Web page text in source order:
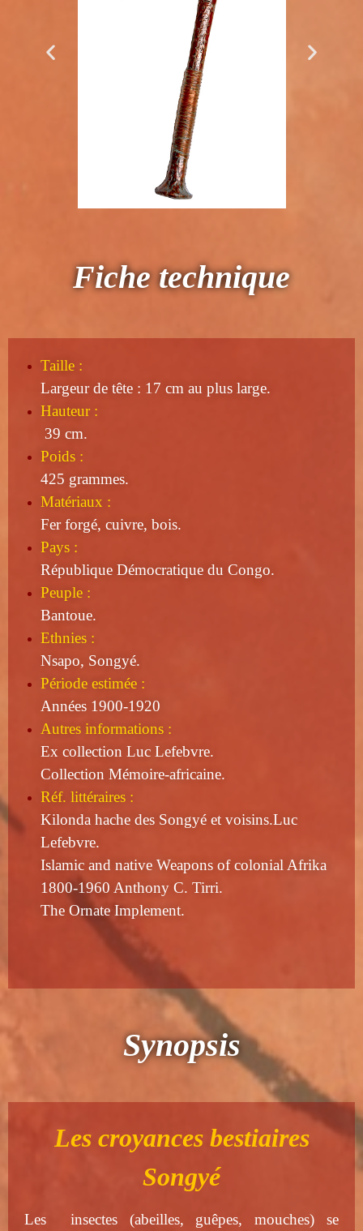
Fiche technique
Taille :
Largeur de tête : 17 cm au plus large.
Hauteur :
39 cm.
Poids :
425 grammes.
Matériaux :
Fer forgé, cuivre, bois.
Pays :
République Démocratique du Congo.
Peuple :
Bantoue.
Ethnies :
Nsapo, Songyé.
Période estimée :
Années 1900-1920
Autres informations :
Ex collection Luc Lefebvre.
Collection Mémoire-africaine.
Réf. littéraires :
Kilonda hache des Songyé et voisins.Luc
Lefebvre.
Islamic and native Weapons of colonial Afrika
1800-1960 Anthony C. Tirri.
The Ornate Implement.
Synopsis
Les croyances bestiaires
Songyé
Les insectes (abeilles, guêpes, mouches) se